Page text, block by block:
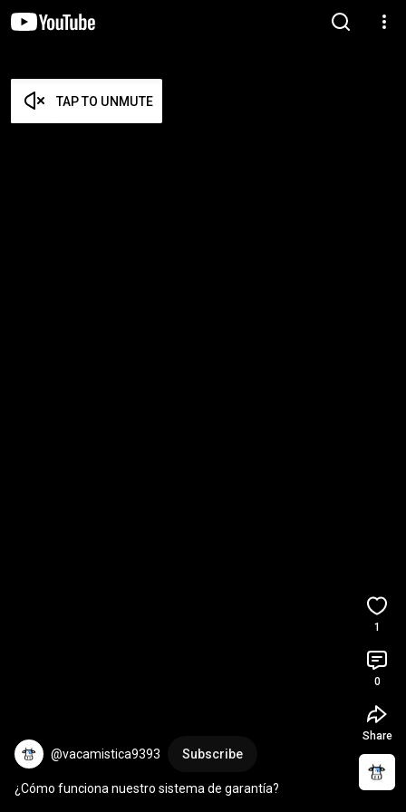
TAP TO UNMUTE
@vacamistica9393 Subscribe
¿Cómo funciona nuestro sistema de garantía?
1
0
Share